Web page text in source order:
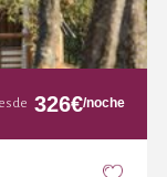
326€/noche